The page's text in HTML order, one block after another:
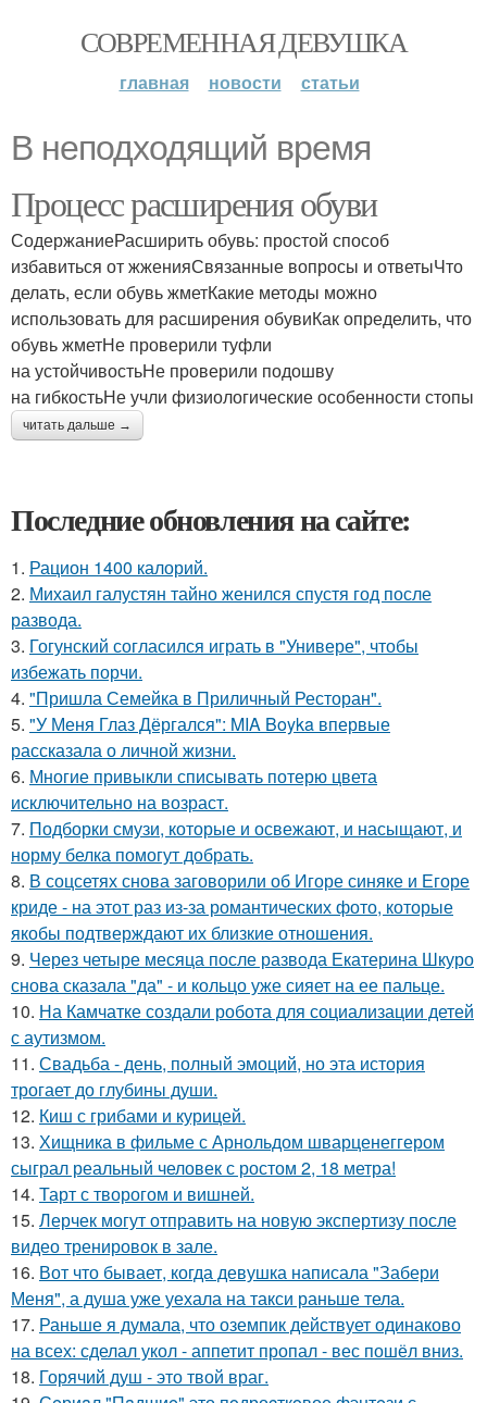
СОВРЕМЕННАЯ ДЕВУШКА
главная новости статьи
В неподходящий время
Процесс расширения обуви
СодержаниеРасширить обувь: простой способ
избавиться от жженияСвязанные вопросы и ответыЧто
делать, если обувь жметКакие методы можно
использовать для расширения обувиКак определить, что
обувь жметНе проверили туфли
на устойчивостьНе проверили подошву
на гибкостьНе учли физиологические особенности стопы
читать дальше →
Последние обновления на сайте:
1. Рацион 1400 калорий.
2. Михаил галустян тайно женился спустя год после
развода.
3. Гогунский согласился играть в "Универе", чтобы
избежать порчи.
4. "Пришла Семейка в Приличный Ресторан".
5. "У Меня Глаз Дёргался": MIA Boyka впервые
рассказала о личной жизни.
6. Многие привыкли списывать потерю цвета
исключительно на возраст.
7. Подборки смузи, которые и освежают, и насыщают, и
норму белка помогут добрать.
8. В соцсетях снова заговорили об Игоре синяке и Егоре
криде - на этот раз из-за романтических фото, которые
якобы подтверждают их близкие отношения.
9. Через четыре месяца после развода Екатерина Шкуро
снова сказала "да" - и кольцо уже сияет на ее пальце.
10. На Камчатке создали робота для социализации детей
с аутизмом.
11. Свадьба - день, полный эмоций, но эта история
трогает до глубины души.
12. Киш с грибами и курицей.
13. Хищника в фильме с Арнольдом шварценеггером
сыграл реальный человек с ростом 2, 18 метра!
14. Тарт с творогом и вишней.
15. Лерчек могут отправить на новую экспертизу после
видео тренировок в зале.
16. Вот что бывает, когда девушка написала "Забери
Меня", а душа уже уехала на такси раньше тела.
17. Раньше я думала, что оземпик действует одинаково
на всех: сделал укол - аппетит пропал - вес пошёл вниз.
18. Горячий душ - это твой враг.